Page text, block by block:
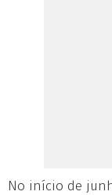
No início de